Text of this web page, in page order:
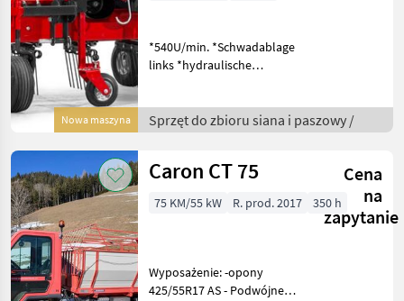
Nowa maszyna
*540U/min. *Schwadablage
links *hydraulische
224 Sprzęt do zbioru siana i
paszowy Zgrabiarki taśmow
Sprzęt do zbioru siana i paszowy /
Caron CT 75
Cena
na
zapytanie
75 KM/55 kW R. prod. 2017 350 h
Wyposażenie: -opony
425/55R17 AS - Podwójne